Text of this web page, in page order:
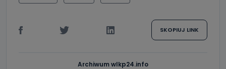
SKOPIUJ LINK
Archiwum wlkp24.info